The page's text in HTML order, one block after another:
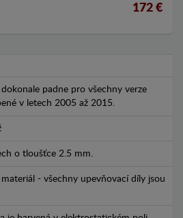
172 €
padne pro všechny verze
v letech 2005 až 2015.
o tloušťce 2.5 mm.
- všechny upevňovací díly jsou